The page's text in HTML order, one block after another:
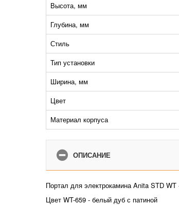
Высота, мм
Глубина, мм
Стиль
Тип установки
Ширина, мм
Цвет
Материал корпуса
ОПИСАНИЕ
Портал для электрокамина Anita STD
Цвет WT-659 - белый дуб с патиной